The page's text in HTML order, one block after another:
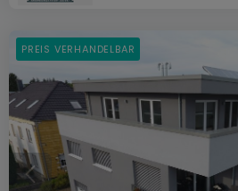
PREIS VERHANDELBAR